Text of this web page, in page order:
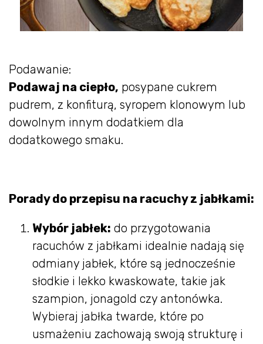
Podawanie:
Podawaj na ciepło, posypane cukrem
pudrem, z konfiturą, syropem klonowym lub
dowolnym innym dodatkiem dla
dodatkowego smaku.
Porady do przepisu na racuchy z jabłkami:
Wybór jabłek: do przygotowania
racuchów z jabłkami idealnie nadają się
odmiany jabłek, które są jednocześnie
słodkie i lekko kwaskowate, takie jak
szampion, jonagold czy antonówka.
Wybieraj jabłka twarde, które po
usmażeniu zachowają swoją strukturę i